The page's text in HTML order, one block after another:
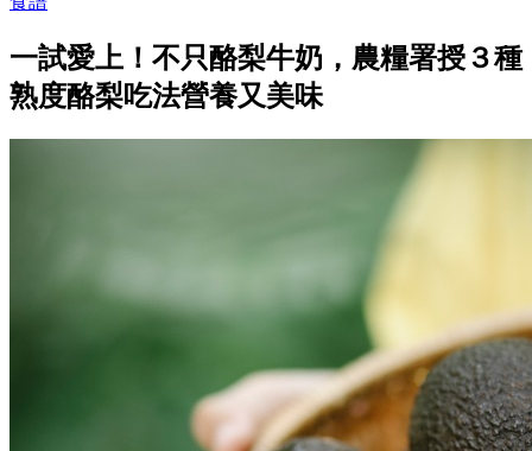
一試愛上！不只酪梨牛奶，農糧署授３種
熟度酪梨吃法營養又美味